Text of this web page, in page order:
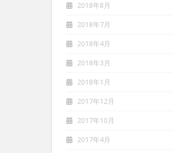
2018年8月
2018年7月
2018年4月
2018年3月
2018年1月
2017年12月
2017年10月
2017年4月